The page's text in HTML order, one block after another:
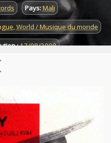
Pays:Mali
,World / Musique du monde
:17/08/2008